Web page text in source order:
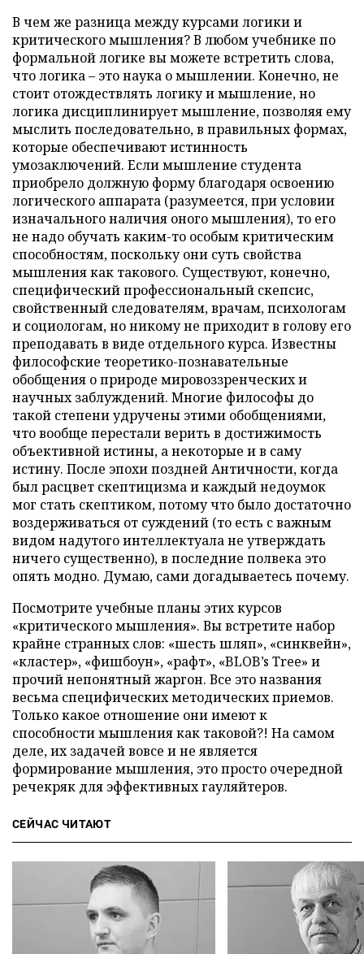
В чем же разница между курсами логики и
критического мышления? В любом учебнике по
формальной логике вы можете встретить слова,
что логика – это наука о мышлении. Конечно, не
стоит отождествлять логику и мышление, но
логика дисциплинирует мышление, позволяя ему
мыслить последовательно, в правильных формах,
которые обеспечивают истинность
умозаключений. Если мышление студента
приобрело должную форму благодаря освоению
логического аппарата (разумеется, при условии
изначального наличия оного мышления), то его
не надо обучать каким-то особым критическим
способностям, поскольку они суть свойства
мышления как такового. Существуют, конечно,
специфический профессиональный скепсис,
свойственный следователям, врачам, психологам
и социологам, но никому не приходит в голову его
преподавать в виде отдельного курса. Известны
философские теоретико-познавательные
обобщения о природе мировоззренческих и
научных заблуждений. Многие философы до
такой степени удручены этими обобщениями,
что вообще перестали верить в достижимость
объективной истины, а некоторые и в саму
истину. После эпохи поздней Античности, когда
был расцвет скептицизма и каждый недоумок
мог стать скептиком, потому что было достаточно
воздерживаться от суждений (то есть с важным
видом надутого интеллектуала не утверждать
ничего существенно), в последние полвека это
опять модно. Думаю, сами догадываетесь почему.
Посмотрите учебные планы этих курсов
«критического мышления». Вы встретите набор
крайне странных слов: «шесть шляп», «синквейн»,
«кластер», «фишбоун», «рафт», «BLOB’s Tree» и
прочий непонятный жаргон. Все это названия
весьма специфических методических приемов.
Только какое отношение они имеют к
способности мышления как таковой?! На самом
деле, их задачей вовсе и не является
формирование мышления, это просто очередной
речекряк для эффективных гауляйтеров.
СЕЙЧАС ЧИТАЮТ